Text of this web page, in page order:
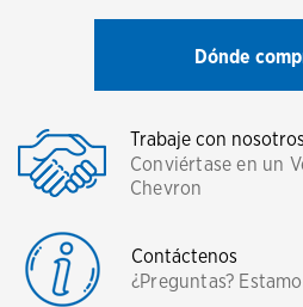
Dónde
Trabaje con nosotros
Conviértase en un
Chevron
Contáctenos
¿Preguntas?